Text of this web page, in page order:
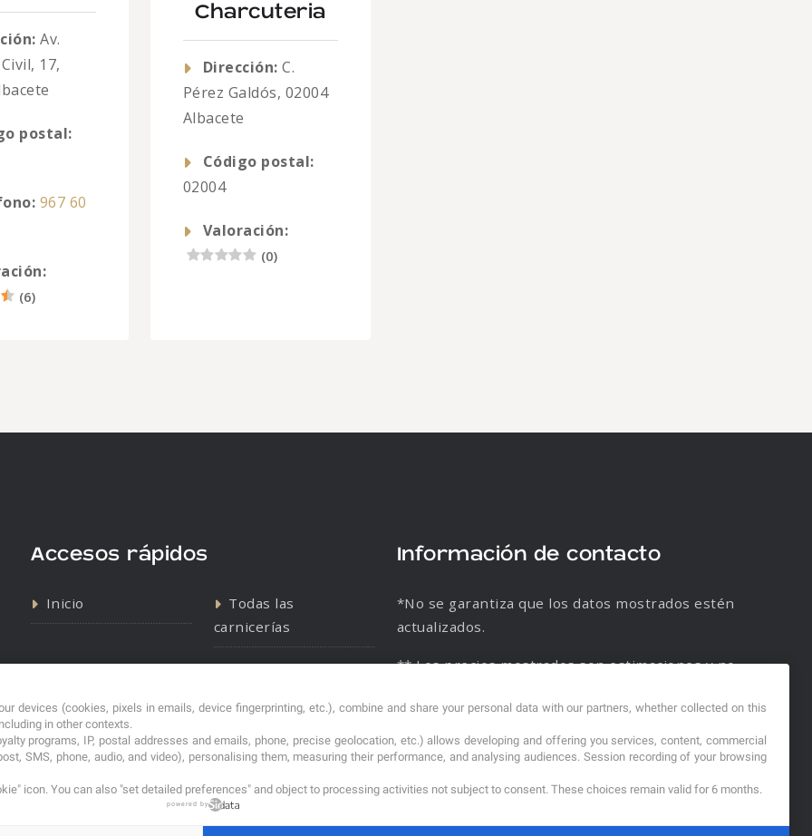
Av.
17,
postal:
967 60
(6)
Charcuteria
Dirección: C.
Pérez Galdós, 02004
Albacete
Código postal:
02004
Valoración:
(0)
Accesos rápidos
Inicio
Todas las
carnicerías
Contacto Política de cookies
Política de
privacidad
Información de contacto
*No se garantiza que los datos mostrados estén
actualizados.
** Los precios mostrados son estimaciones y no
devices (cookies, pixels in emails, device fingerprinting, etc.), combine and share your personal data with our partners, whether collected on this
in other contexts.
programs, IP, postal addresses and emails, phone, precise geolocation, etc.) allows developing and offering you services, content, commercial
SMS, phone, audio, and video), personalising them, measuring their performance, and analysing audiences. Session recording of your browsing
icon. You can also "set detailed preferences" and object to processing activities not subject to consent. These choices remain valid for 6 months.
powered by